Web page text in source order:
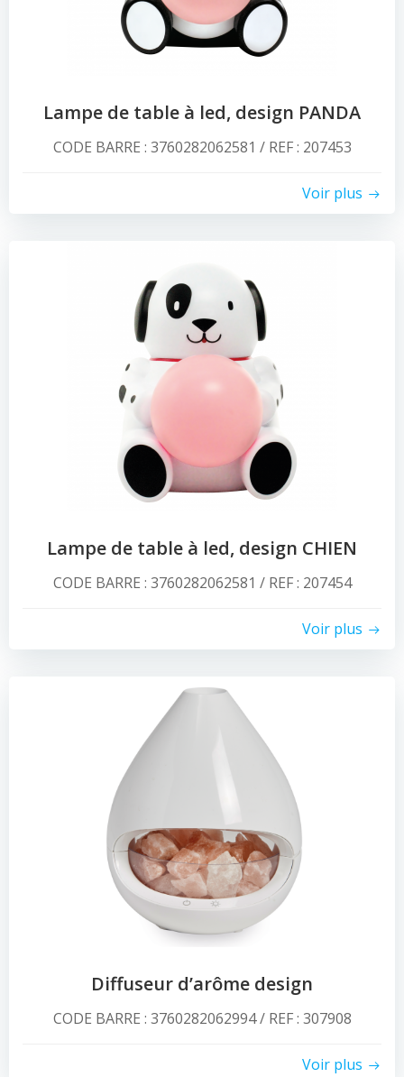
Lampe de table à led, design PANDA
CODE BARRE : 3760282062581 / REF : 207453
Voir plus
Lampe de table à led, design CHIEN
CODE BARRE : 3760282062581 / REF : 207454
Voir plus
Diffuseur d’arôme design
CODE BARRE : 3760282062994 / REF : 307908
Voir plus